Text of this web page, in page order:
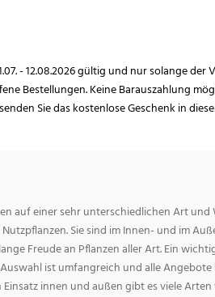
- 12.08.2026 gültig und nur solange
Bestellungen. Keine Barauszahlung
Sie das kostenlose Geschenk in
auf einer sehr unterschiedlichen Art und
Sie sind im Innen- und im
Freude an Pflanzen aller Art. Ein
ist umfangreich und alle
Einsatz innen und außen gibt es viele